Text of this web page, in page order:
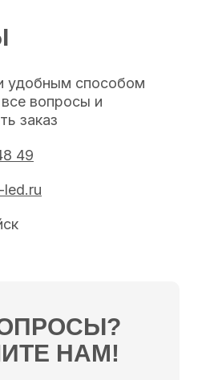
НАМ!
удобным способом
вопросы и
заказ
49
led.ru